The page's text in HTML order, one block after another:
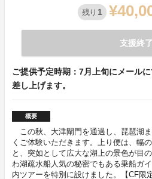
残り 1
支援終了
ご提供予定時期：7月上旬にメール
差し上げます。
概要
この秋、大津閘門を通過し、琵琶湖
くご体験いただきます。上り便は、幅
と、突如として広大な湖上の景色が目
わ湖疏水船人気の秘密でもある乗船ガ
内ツアーを特別に設けました。【CF限